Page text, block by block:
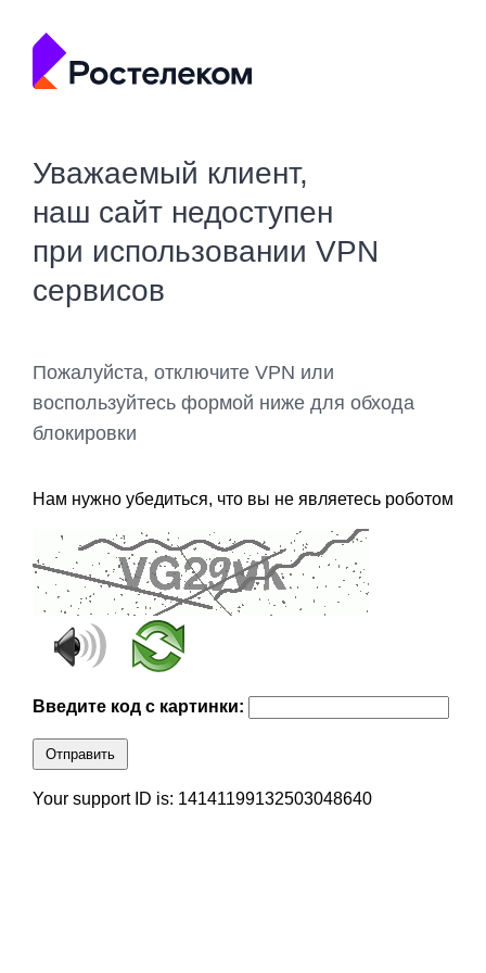
Уважаемый клиент,
наш сайт недоступен
при использовании VPN
сервисов
Пожалуйста, отключите VPN или
воспользуйтесь формой ниже для обхода
блокировки
Нам нужно убедиться, что вы не являетесь роботом
Введите код с картинки:
Отправить
Your support ID is: 14141199132503048640